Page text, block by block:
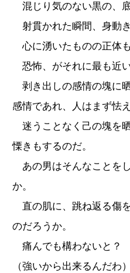
混じり気のない黒の、底
射貫かれた瞬間、身動
心に湧いたものの正体も
恐怖、がそれに最も近い
剥き出しの感情の塊に
感情であれ、人はまず怯
迷うことなく己の塊を
慄きもするのだ。
あの男はそんなことを
か。
直の肌に、跳ね返る傷
のだろうか。
痛んでも構わないと？
（強いから出来るんだわ）